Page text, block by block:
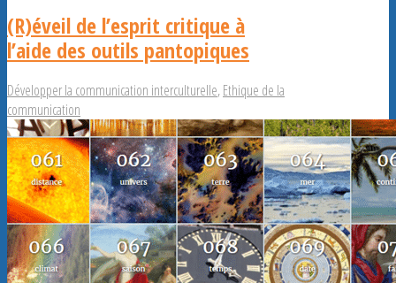
(R)éveil de l’esprit critique à
l’aide des outils pantopiques
Développer la communication interculturelle,Ethique de la
communication